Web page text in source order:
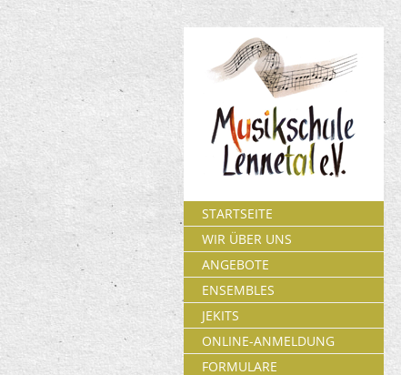
STARTSEITE
WIR ÜBER UNS
ANGEBOTE
ENSEMBLES
JEKITS
ONLINE-ANMELDUNG
FORMULARE